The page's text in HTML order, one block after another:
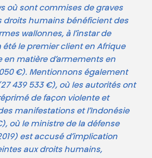
où sont commises de graves
droits humains bénéficient des
wallonnes, à l’instar de
été le premier client en Afrique
en matière d’armements en
€). Mentionnons également
439 533 €), où les autorités ont
de façon violente et
manifestations et l’Indonésie
où le ministre de la défense
est accusé d’implication
aux droits humains,